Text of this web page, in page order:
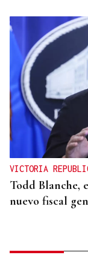
VICTORIA
Todd Blanche,
nuevo fiscal